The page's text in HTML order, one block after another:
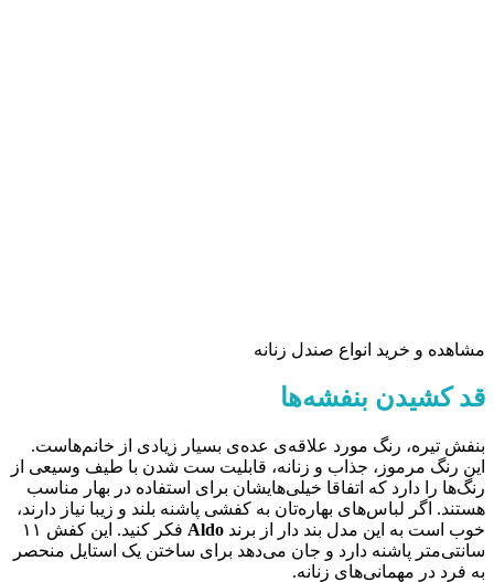
مشاهده و خرید انواع صندل زنانه
قد کشیدن بنفشه‌ها
بنفش تیره، رنگ مورد علاقه‌ی عده‌ی بسیار زیادی از خانم‌هاست.
این رنگ مرموز، جذاب و زنانه، قابلیت ست شدن با طیف وسیعی از
رنگ‌ها را دارد که اتفاقا خیلی‌هایشان برای استفاده در بهار مناسب
هستند. اگر لباس‌های بهاره‌تان به کفشی پاشنه بلند و زیبا نیاز دارند،
خوب است به این مدل بند دار از برند
فکر کنید. این کفش ۱۱
سانتی‌متر پاشنه دارد و جان می‌دهد برای ساختن یک استایل منحصر
به فرد در مهمانی‌های زنانه.